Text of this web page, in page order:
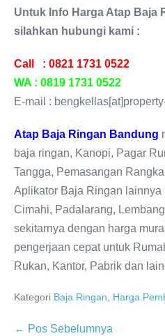
Untuk Info Harga Atap Baja
silahkan hubungi kami :
Call : 0821 1731 0522
WA : 0819 1731 0522
E-mail :
Atap Baja Ringan Bandung
baja ringan, Kanopi, Pagar
Tangga, Pemasangan
Aplikator Baja Ringan
Cimahi, Padalarang,
sekitarnya dengan harga
pengerjaan cepat untuk
Rukan, Kantor, Pabrik dan
Kategori Baja Ringan, Harga
Navigasi
← Pos Sebelumnya